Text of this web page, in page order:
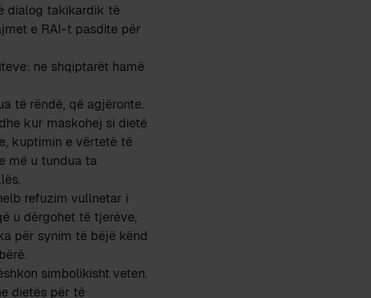
dialog takikardik të
e RAI-t pasdite për
ne shqiptarët hamë
të rëndë, që agjëronte.
kur maskohej si dietë
kuptimin e vërtetë të
më u tundua ta
refuzim vullnetar i
u dërgohet të tjerëve,
për synim të bëjë kënd
simbolikisht veten.
dietës për të